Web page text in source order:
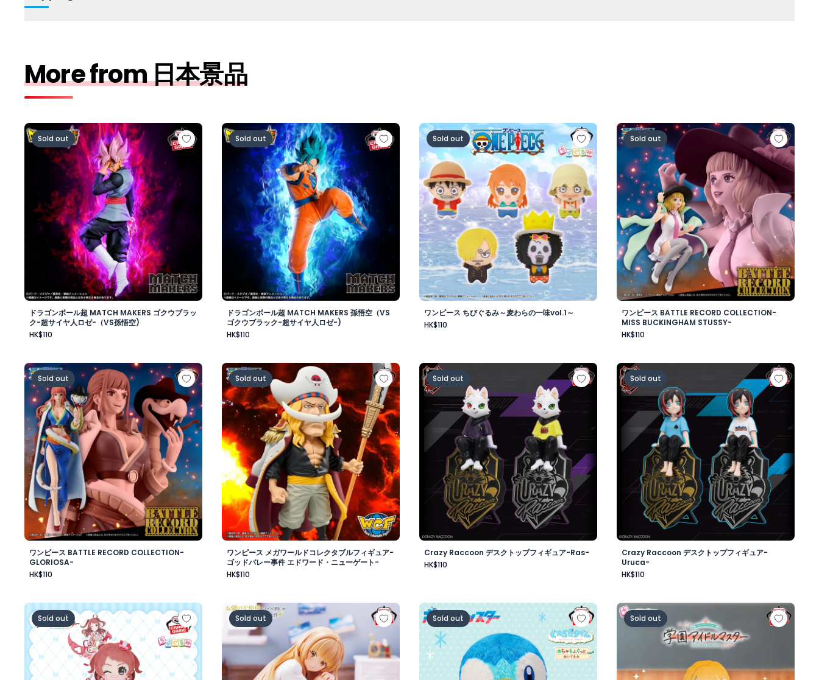
More from 日本景品
ドラゴンボール超 MATCH MAKERS ゴクウブラック-超サイヤ人ロゼ-（VS孫悟空)
Sold out
ドラゴンボール超 MATCH MAKERS ゴクウブラッ
ク-超サイヤ人ロゼ-（VS孫悟空)
HK$110
ドラゴンボール超 MATCH MAKERS 孫悟空（VSゴクウブラック-超サイヤ人ロゼ-)
Sold out
ドラゴンボール超 MATCH MAKERS 孫悟空（VS
ゴクウブラック-超サイヤ人ロゼ-)
HK$110
ワンピース ちびぐるみ～麦わらの一味vol.1～
Sold out
ワンピース ちびぐるみ～麦わらの一味vol.1～
HK$110
ワンピース BATTLE RECORD COLLECTION-
Sold out
ワンピース BATTLE RECORD COLLECTION-
MISS BUCKINGHAM STUSSY-
HK$110
ワンピース BATTLE RECORD COLLECTION-GLORIOSA-
Sold out
ワンピース BATTLE RECORD COLLECTION-
GLORIOSA-
HK$110
ワンピース メガワールドコレクタブルフィギュア-ゴッドバレー事件 エドワード・ニューゲート-
Sold out
ワンピース メガワールドコレクタブルフィギュア-
ゴッドバレー事件 エドワード・ニューゲート-
HK$110
Crazy Raccoon デスクトップフィギュア-Ras-
Sold out
Crazy Raccoon デスクトップフィギュア-Ras-
HK$110
Crazy Raccoon デスクトップフィギュア-
Sold out
Crazy Raccoon デスクトップフィギュア-
Uruca-
HK$110
学園アイドルマスター ちびぐるみ～ジョイフルマーチング～vol.1
Sold out
お隣の天使様にいつの間にか駄目人間にされていた件 フィギュア -椎名真昼-
Sold out
ポケットモンスター めちゃもふぐっと くつろぎタイムぬいぐるみ～ポッチャマ～
Sold out
学園アイドルマスター ちびぐるみ～学園生活
Sold out